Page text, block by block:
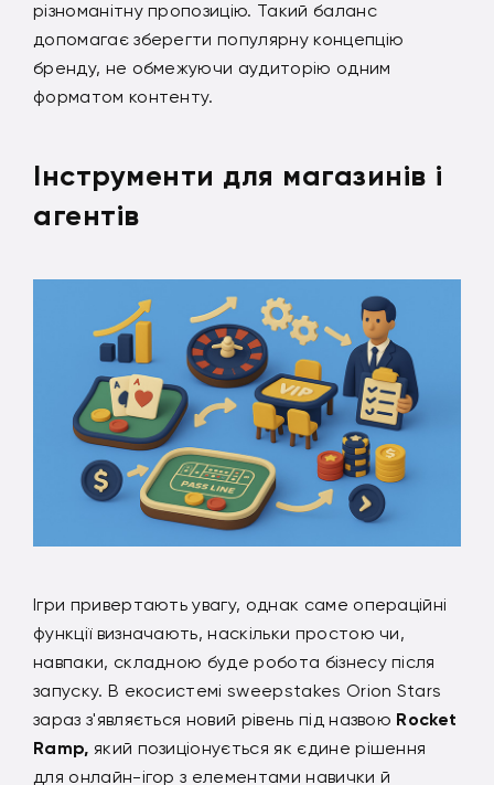
різноманітну пропозицію. Такий баланс
допомагає зберегти популярну концепцію
бренду, не обмежуючи аудиторію одним
форматом контенту.
Інструменти для магазинів і
агентів
Ігри привертають увагу, однак саме операційні
функції визначають, наскільки простою чи,
навпаки, складною буде робота бізнесу після
запуску. В екосистемі sweepstakes Orion Stars
зараз з'являється новий рівень під назвою Rocket
Ramp, який позиціонується як єдине рішення
для онлайн-ігор з елементами навички й